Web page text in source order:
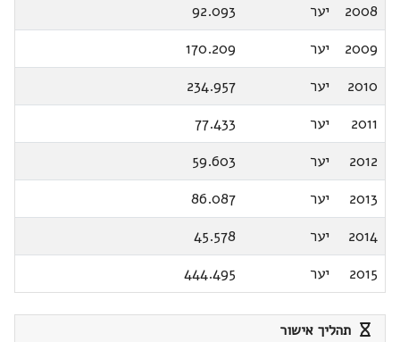
2008
יער
92.093
2009
יער
170.209
2010
יער
234.957
2011
יער
77.433
2012
יער
59.603
2013
יער
86.087
2014
יער
45.578
2015
יער 444.495
תהליך אישור